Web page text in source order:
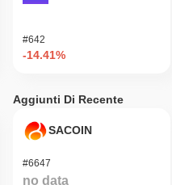
#642
-14.41%
Aggiunti Di Recente
SACOIN
#6647
no data